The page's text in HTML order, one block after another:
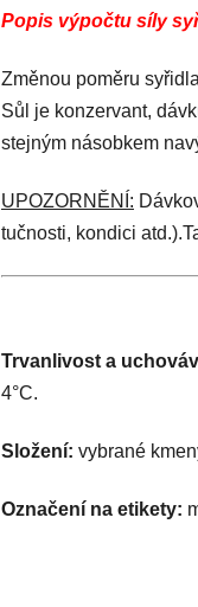
Popis výpočtu síly
Změnou poměru
Sůl je konzervant,
stejným násobkem
UPOZORNĚNÍ:
tučnosti, kondici
Trvanlivost a
4°C.
Složení: vybrané
Označení na etikety: